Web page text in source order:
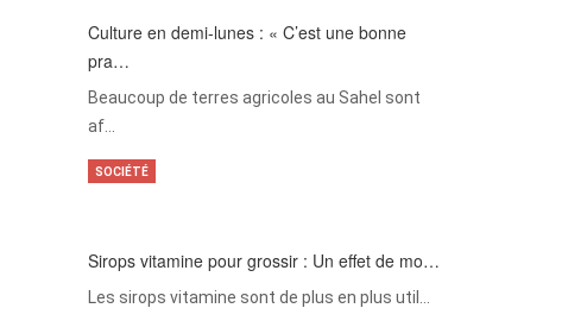
Culture en demi-lunes : « C’est une bonne
pra…
Beaucoup de terres agricoles au Sahel sont
af…
Sirops vitamine pour grossir : Un effet de mo…
Les sirops vitamine sont de plus en plus util…
SOCIÉTÉ